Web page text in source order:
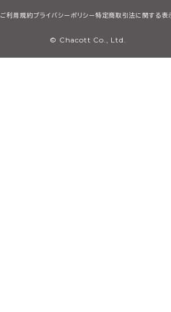
ご利用規約プライバシーポリシー特定商取引法に関する表
© Chacott Co., Ltd.